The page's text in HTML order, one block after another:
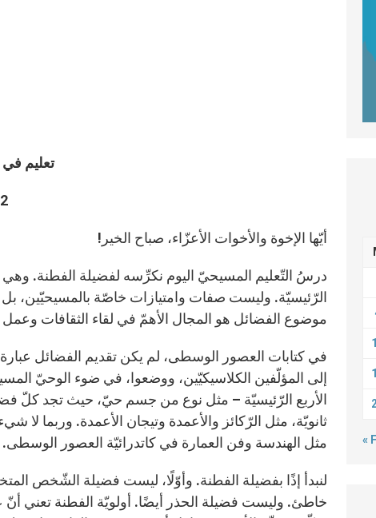
تعليم في
12.
أيّها الإخوة والأخوات الأعزّاء، صباح الخير!
درسُ التّعليم المسيحيّ اليوم نكرِّسه لفضيلة الفطنة.
الرّئيسيّة. وليست صفات وامتيازات خاصّة بالمسيحيّين، بل
موضوع الفضائل هو المجال الأهمّ في لقاء الثقافات وعمل
في كتابات العصور الوسطى، لم يكن تقديم الفضائل
إلى المؤلّفين الكلاسيكيّين، ووضعوا، في ضوء الوحيّ
الأربع الرّئيسيّة – مثل نوع من جسم حيّ، حيث تجد كلّ
ثانويّة، مثل الرّكائز والأعمدة وتيجان الأعمدة. وربما لا
مثل الهندسة وفن العمارة في كاتدرائيّة العصور الوسطى.
لنبدأ إذًا بفضيلة الفطنة. وأوّلًا، ليست فضيلة الشّخص
خاطئ. وليست فضيلة الحذر أيضًا. أولويّة الفطنة تعني
«